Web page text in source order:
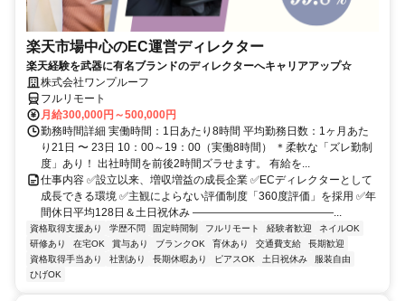
楽天市場中心のEC運営ディレクター
楽天経験を武器に有名ブランドのディレクターへキャリアアップ☆
株式会社ワンプルーフ
フルリモート
月給300,000円～500,000円
勤務時間詳細 実働時間：1日あたり8時間 平均勤務日数：1ヶ月あた
り21日 〜 23日 10：00～19：00（実働8時間） ＊柔軟な「ズレ勤制
度」あり！ 出社時間を前後2時間ズラせます。 有給を...
仕事内容 ✅設立以来、増収増益の成長企業 ✅ECディレクターとして
成長できる環境 ✅主観によらない評価制度「360度評価」を採用 ✅年
間休日平均128日＆土日祝休み ―――――――――――――...
資格取得支援あり 学歴不問 固定時間制 フルリモート 経験者歓迎
ネイルOK
研修あり
在宅OK 賞与あり ブランクOK 育休あり 交通費支給
長期歓迎
資格取得手当あり
社割あり 長期休暇あり ピアスOK 土日祝休み
服装自由
ひげOK